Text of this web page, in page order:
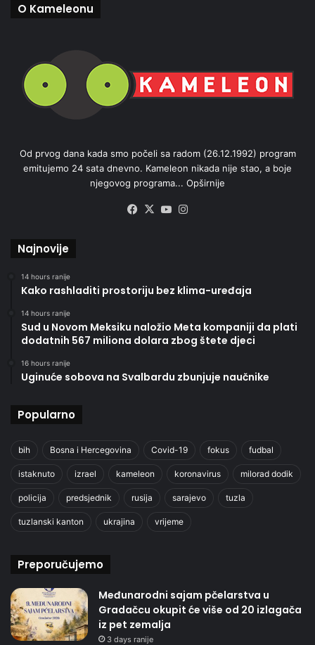
O Kameleonu
Od prvog dana kada smo počeli sa radom (26.12.1992) program
emitujemo 24 sata dnevno. Kameleon nikada nije stao, a boje
njegovog programa... Opširnije
Facebook
X YouTube
Najnovije
14 hours ranije
Kako rashladiti prostoriju bez klima-uređaja
14 hours ranije
Sud u Novom Meksiku naložio Meta kompaniji da plati
dodatnih 567 miliona dolara zbog štete djeci
16 hours ranije
Uginuće sobova na Svalbardu zbunjuje naučnike
Popularno
bih Bosna i Hercegovina Covid-19 fokus fudbal
istaknuto izrael kameleon koronavirus milorad dodik
policija predsjednik rusija sarajevo tuzla
tuzlanski kanton ukrajina vrijeme
Preporučujemo
Međunarodni sajam pčelarstva u
Gradačcu okupit će više od 20 izlagača
iz pet zemalja
3 days ranije